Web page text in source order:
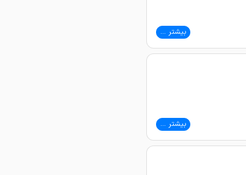
بیشتر ...
بیشتر ...